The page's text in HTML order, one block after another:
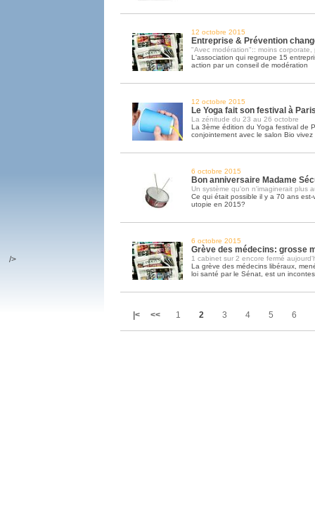
12 octobre 2015
Entreprise & Prévention
"Avec modération":: moins corporate,
L'association qui regroupe 15
action par un conseil de modération
12 octobre 2015
Le Yoga fait son festival à
La zénitude du 23 au 26 octobre
La 3ème édition du Yoga festival de
conjointement avec le salon Bio vivez
6 octobre 2015
Bon anniversaire Madame
Un système qu'on n'imaginerait plus
Ce qui était possible il y a 70 ans
utopie en 2015?
6 octobre 2015
Grève des médecins: grosse
1 cabinet sur 2 encore fermé
La grève des médecins libéraux,
loi santé par le Sénat, est un
|< << 1 2 3 4 5 6
/>